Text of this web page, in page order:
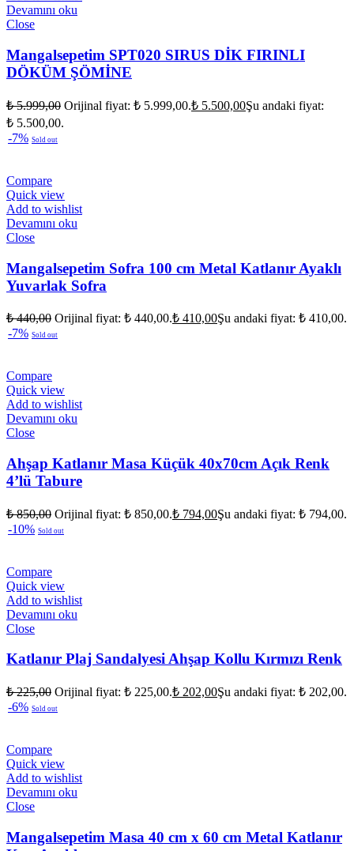
Devamını oku
Close
Mangalsepetim SPT020 SIRUS DİK FIRINLI
DÖKÜM ŞÖMİNE
₺5.999,00 Orijinal fiyat: ₺ 5.999,00.₺ 5.500,00Şu andaki fiyat:
₺ 5.500,00.
-7% Sold out
Compare
Quick view
Add to wishlist
Devamını oku
Close
Mangalsepetim Sofra 100 cm Metal Katlanır Ayaklı
Yuvarlak Sofra
₺440,00 Orijinal fiyat: ₺ 440,00.₺ 410,00Şu andaki fiyat: ₺ 410,00.
-7% Sold out
Compare
Quick view
Add to wishlist
Devamını oku
Close
Ahşap Katlanır Masa Küçük 40x70cm Açık Renk
4’lü Tabure
₺850,00 Orijinal fiyat: ₺ 850,00.₺ 794,00Şu andaki fiyat: ₺ 794,00.
-10% Sold out
Compare
Quick view
Add to wishlist
Devamını oku
Close
Katlanır Plaj Sandalyesi Ahşap Kollu Kırmızı Renk
₺225,00 Orijinal fiyat: ₺ 225,00.₺ 202,00Şu andaki fiyat: ₺ 202,00.
-6% Sold out
Compare
Quick view
Add to wishlist
Devamını oku
Close
Mangalsepetim Masa 40 cm x 60 cm Metal Katlanır